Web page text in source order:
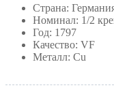
Страна:
Номинал: 1/2
Год: 1797
Качество: VF
Металл: Cu